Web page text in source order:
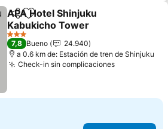
CompartirAgregar a favoritos
APA Hotel Shinjuku
Kabukicho Tower
Ver precios
3 Estrellas
7,8 Bueno
24.940
a 0.6 km de: Estación de tren de Shinjuku
Check-in sin complicacionesVer precios